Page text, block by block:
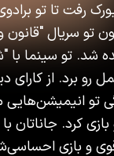
رفت تا تو
رو برد. از
تو انیمیشن‌هایی
و بازی